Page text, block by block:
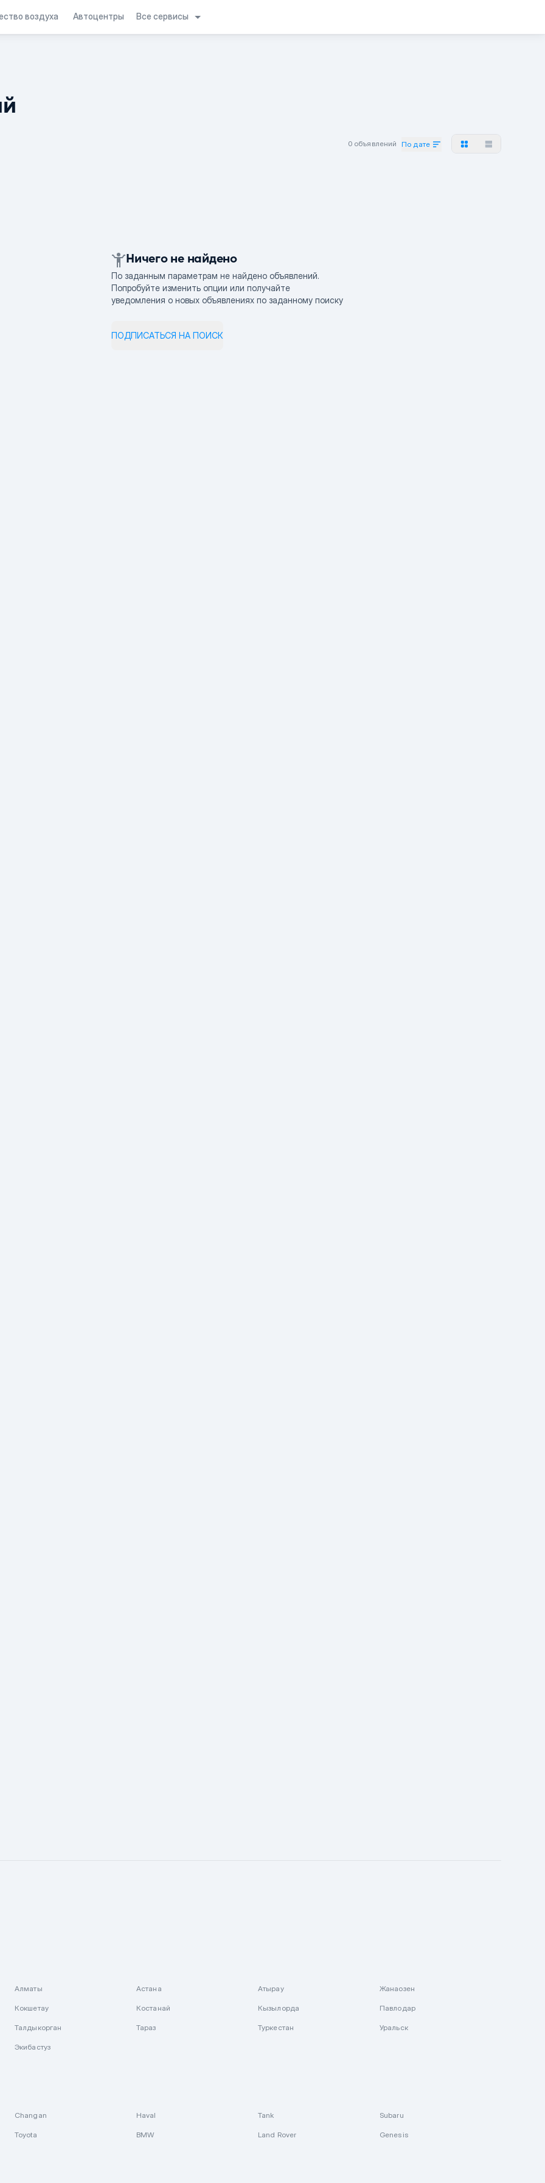
воздуха Автоцентры Все сервисы
0 объявлений По дате
Ничего не найдено
По заданным параметрам не найдено объявлений.
Попробуйте изменить опции или получайте
уведомления о новых объявлениях по заданному поиску
ПОДПИСАТЬСЯ НА ПОИСК
Алматы Астана Атырау Жанаозен
Кокшетау Костанай Кызылорда Павлодар
Талдыкорган Тараз Туркестан Уральск
Экибастуз
Changan Haval Tank Subaru
Toyota BMW Land Rover Genesis